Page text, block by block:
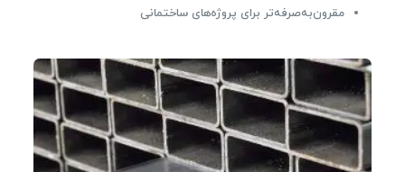
مقرون‌به‌صرفه‌تر برای پروژه‌های ساختمانی